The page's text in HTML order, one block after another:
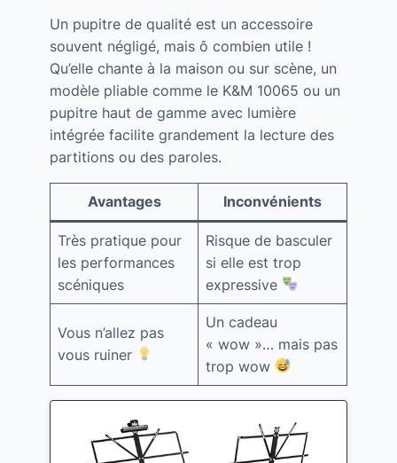
Un pupitre de qualité est un accessoire
souvent négligé, mais ô combien utile !
Qu’elle chante à la maison ou sur scène, un
modèle pliable comme le K&M 10065 ou un
pupitre haut de gamme avec lumière
intégrée facilite grandement la lecture des
partitions ou des paroles.
Avantages Inconvénients
Très pratique pour
les performances
scéniques
Risque de basculer
si elle est trop
expressive
Vous n’allez pas
vous ruiner
Un cadeau
« wow »… mais pas
trop wow